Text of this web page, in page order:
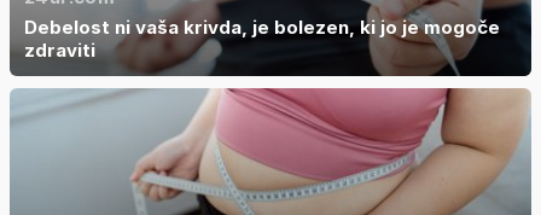
Debelost ni vaša krivda, je bolezen, ki jo je mogoče
zdraviti